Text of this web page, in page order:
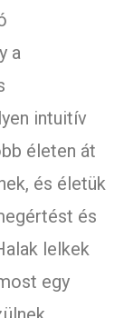
a
intuitív
életen át
és életük
és
lelkek
egy